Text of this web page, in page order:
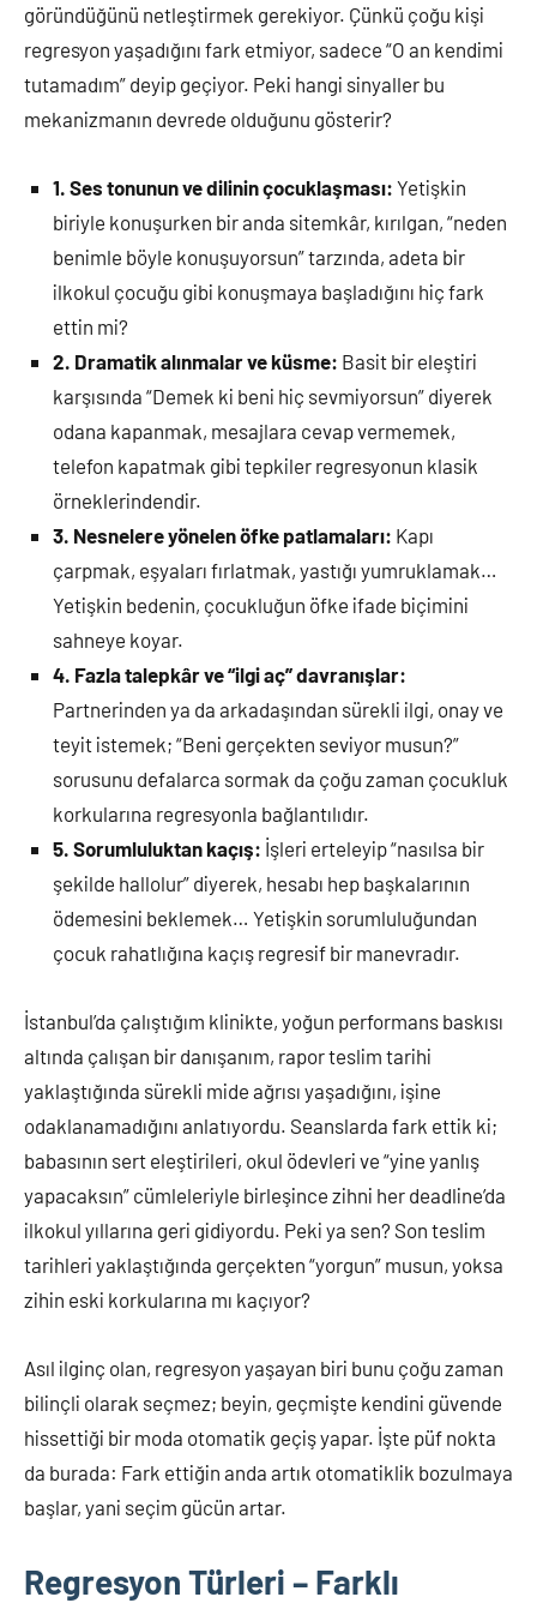
göründüğünü netleştirmek gerekiyor. Çünkü çoğu kişi
regresyon yaşadığını fark etmiyor, sadece “O an kendimi
tutamadım” deyip geçiyor. Peki hangi sinyaller bu
mekanizmanın devrede olduğunu gösterir?
1. Ses tonunun ve dilinin çocuklaşması: Yetişkin
biriyle konuşurken bir anda sitemkâr, kırılgan, “neden
benimle böyle konuşuyorsun” tarzında, adeta bir
ilkokul çocuğu gibi konuşmaya başladığını hiç fark
ettin mi?
2. Dramatik alınmalar ve küsme: Basit bir eleştiri
karşısında “Demek ki beni hiç sevmiyorsun” diyerek
odana kapanmak, mesajlara cevap vermemek,
telefon kapatmak gibi tepkiler regresyonun klasik
örneklerindendir.
3. Nesnelere yönelen öfke patlamaları: Kapı
çarpmak, eşyaları fırlatmak, yastığı yumruklamak…
Yetişkin bedenin, çocukluğun öfke ifade biçimini
sahneye koyar.
4. Fazla talepkâr ve “ilgi aç” davranışlar:
Partnerinden ya da arkadaşından sürekli ilgi, onay ve
teyit istemek; “Beni gerçekten seviyor musun?”
sorusunu defalarca sormak da çoğu zaman çocukluk
korkularına regresyonla bağlantılıdır.
5. Sorumluluktan kaçış: İşleri erteleyip “nasılsa bir
şekilde hallolur” diyerek, hesabı hep başkalarının
ödemesini beklemek… Yetişkin sorumluluğundan
çocuk rahatlığına kaçış regresif bir manevradır.
İstanbul’da çalıştığım klinikte, yoğun performans baskısı
altında çalışan bir danışanım, rapor teslim tarihi
yaklaştığında sürekli mide ağrısı yaşadığını, işine
odaklanamadığını anlatıyordu. Seanslarda fark ettik ki;
babasının sert eleştirileri, okul ödevleri ve “yine yanlış
yapacaksın” cümleleriyle birleşince zihni her deadline’da
ilkokul yıllarına geri gidiyordu. Peki ya sen? Son teslim
tarihleri yaklaştığında gerçekten “yorgun” musun, yoksa
zihin eski korkularına mı kaçıyor?
Asıl ilginç olan, regresyon yaşayan biri bunu çoğu zaman
bilinçli olarak seçmez; beyin, geçmişte kendini güvende
hissettiği bir moda otomatik geçiş yapar. İşte püf nokta
da burada: Fark ettiğin anda artık otomatiklik bozulmaya
başlar, yani seçim gücün artar.
Regresyon Türleri – Farklı